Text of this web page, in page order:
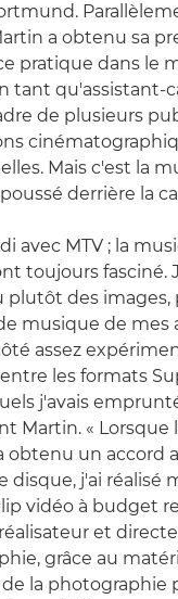
a obtenu sa
pratique dans le
tant qu'assistant-
de plusieurs
Mais c'est la
derrière la
avec MTV ; la
toujours fasciné.
plutôt des images,
musique de mes
assez
les formats
j'avais
Martin. « Lorsque
obtenu un accord
disque, j'ai réalisé
vidéo à budget
et
grâce au
la photographie